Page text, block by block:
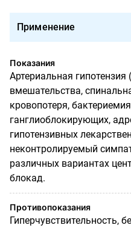
Применение
Показания
Артериальная
вмешательства,
кровопотеря,
ганглиоблокирующих,
гипотензивных
неконтролируемый
различных вариантах
блокад.
Противопоказания
Гиперчувствительность,